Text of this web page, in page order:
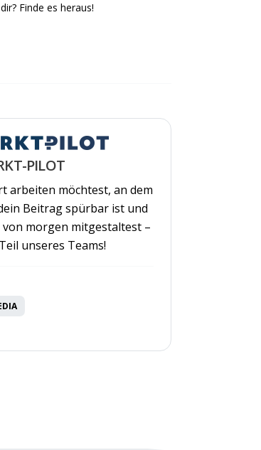
Finde es heraus!
PILOT
arbeiten möchtest, an dem
Beitrag spürbar ist und
morgen mitgestaltest –
unseres Teams!